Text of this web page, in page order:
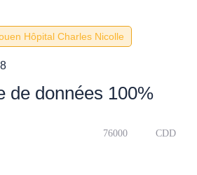
Hôpital Charles Nicolle
de données 100%
76000 CDD